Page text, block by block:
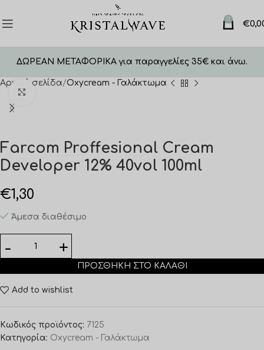
0 €
ΔΩΡΕΑΝ ΜΕΤΑΦΟΡΙΚΑ για παραγγελίες 35€ και άνω.
Αρχική σελίδα Oxycream - Γαλάκτωμα
Farcom Proffesional Cream
Developer 12% 40vol 100ml
€1,30
Άμεσα διαθέσιμο
ΠΡΟΣΘΉΚΗ ΣΤΟ ΚΑΛΆΘΙ
Add to wishlist
Κωδικός προϊόντος: 7125
Κατηγορία: Oxycream - Γαλάκτωμα